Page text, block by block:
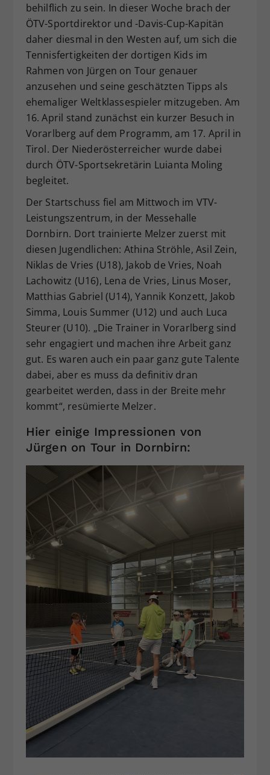
behilflich zu sein. In dieser Woche brach der
ÖTV-Sportdirektor und -Davis-Cup-Kapitän
daher diesmal in den Westen auf, um sich die
Tennisfertigkeiten der dortigen Kids im
Rahmen von Jürgen on Tour genauer
anzusehen und seine geschätzten Tipps als
ehemaliger Weltklassespieler mitzugeben. Am
16. April stand zunächst ein kurzer Besuch in
Vorarlberg auf dem Programm, am 17. April in
Tirol. Der Niederösterreicher wurde dabei
durch ÖTV-Sportsekretärin Luianta Moling
begleitet.
Der Startschuss fiel am Mittwoch im VTV-
Leistungszentrum, in der Messehalle
Dornbirn. Dort trainierte Melzer zuerst mit
diesen Jugendlichen: Athina Ströhle, Asil Zein,
Niklas de Vries (U18), Jakob de Vries, Noah
Lachowitz (U16), Lena de Vries, Linus Moser,
Matthias Gabriel (U14), Yannik Konzett, Jakob
Simma, Louis Summer (U12) und auch Luca
Steurer (U10). „Die Trainer in Vorarlberg sind
sehr engagiert und machen ihre Arbeit ganz
gut. Es waren auch ein paar ganz gute Talente
dabei, aber es muss da definitiv dran
gearbeitet werden, dass in der Breite mehr
kommt“, resümierte Melzer.
Hier einige Impressionen von
Jürgen on Tour in Dornbirn:
Zweck
Dieser Wert speichert Ihre Consent-
Einstellungen. Unter anderem eine
zufällig generierte ID, für die
historische Speicherung Ihrer
vorgenommen Einstellungen, falls der
Webseiten-Betreiber dies eingestellt